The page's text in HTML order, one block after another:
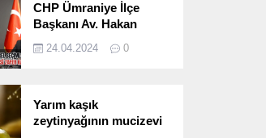
CHP Ümraniye İlçe
Başkanı Av. Hakan
Seçimlerini
24.04.2024 0
Yarım kaşık
zeytinyağının mucizevi